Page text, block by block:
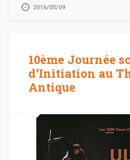
2016/05/09
10ème Journée
d’Initiation au
Antique